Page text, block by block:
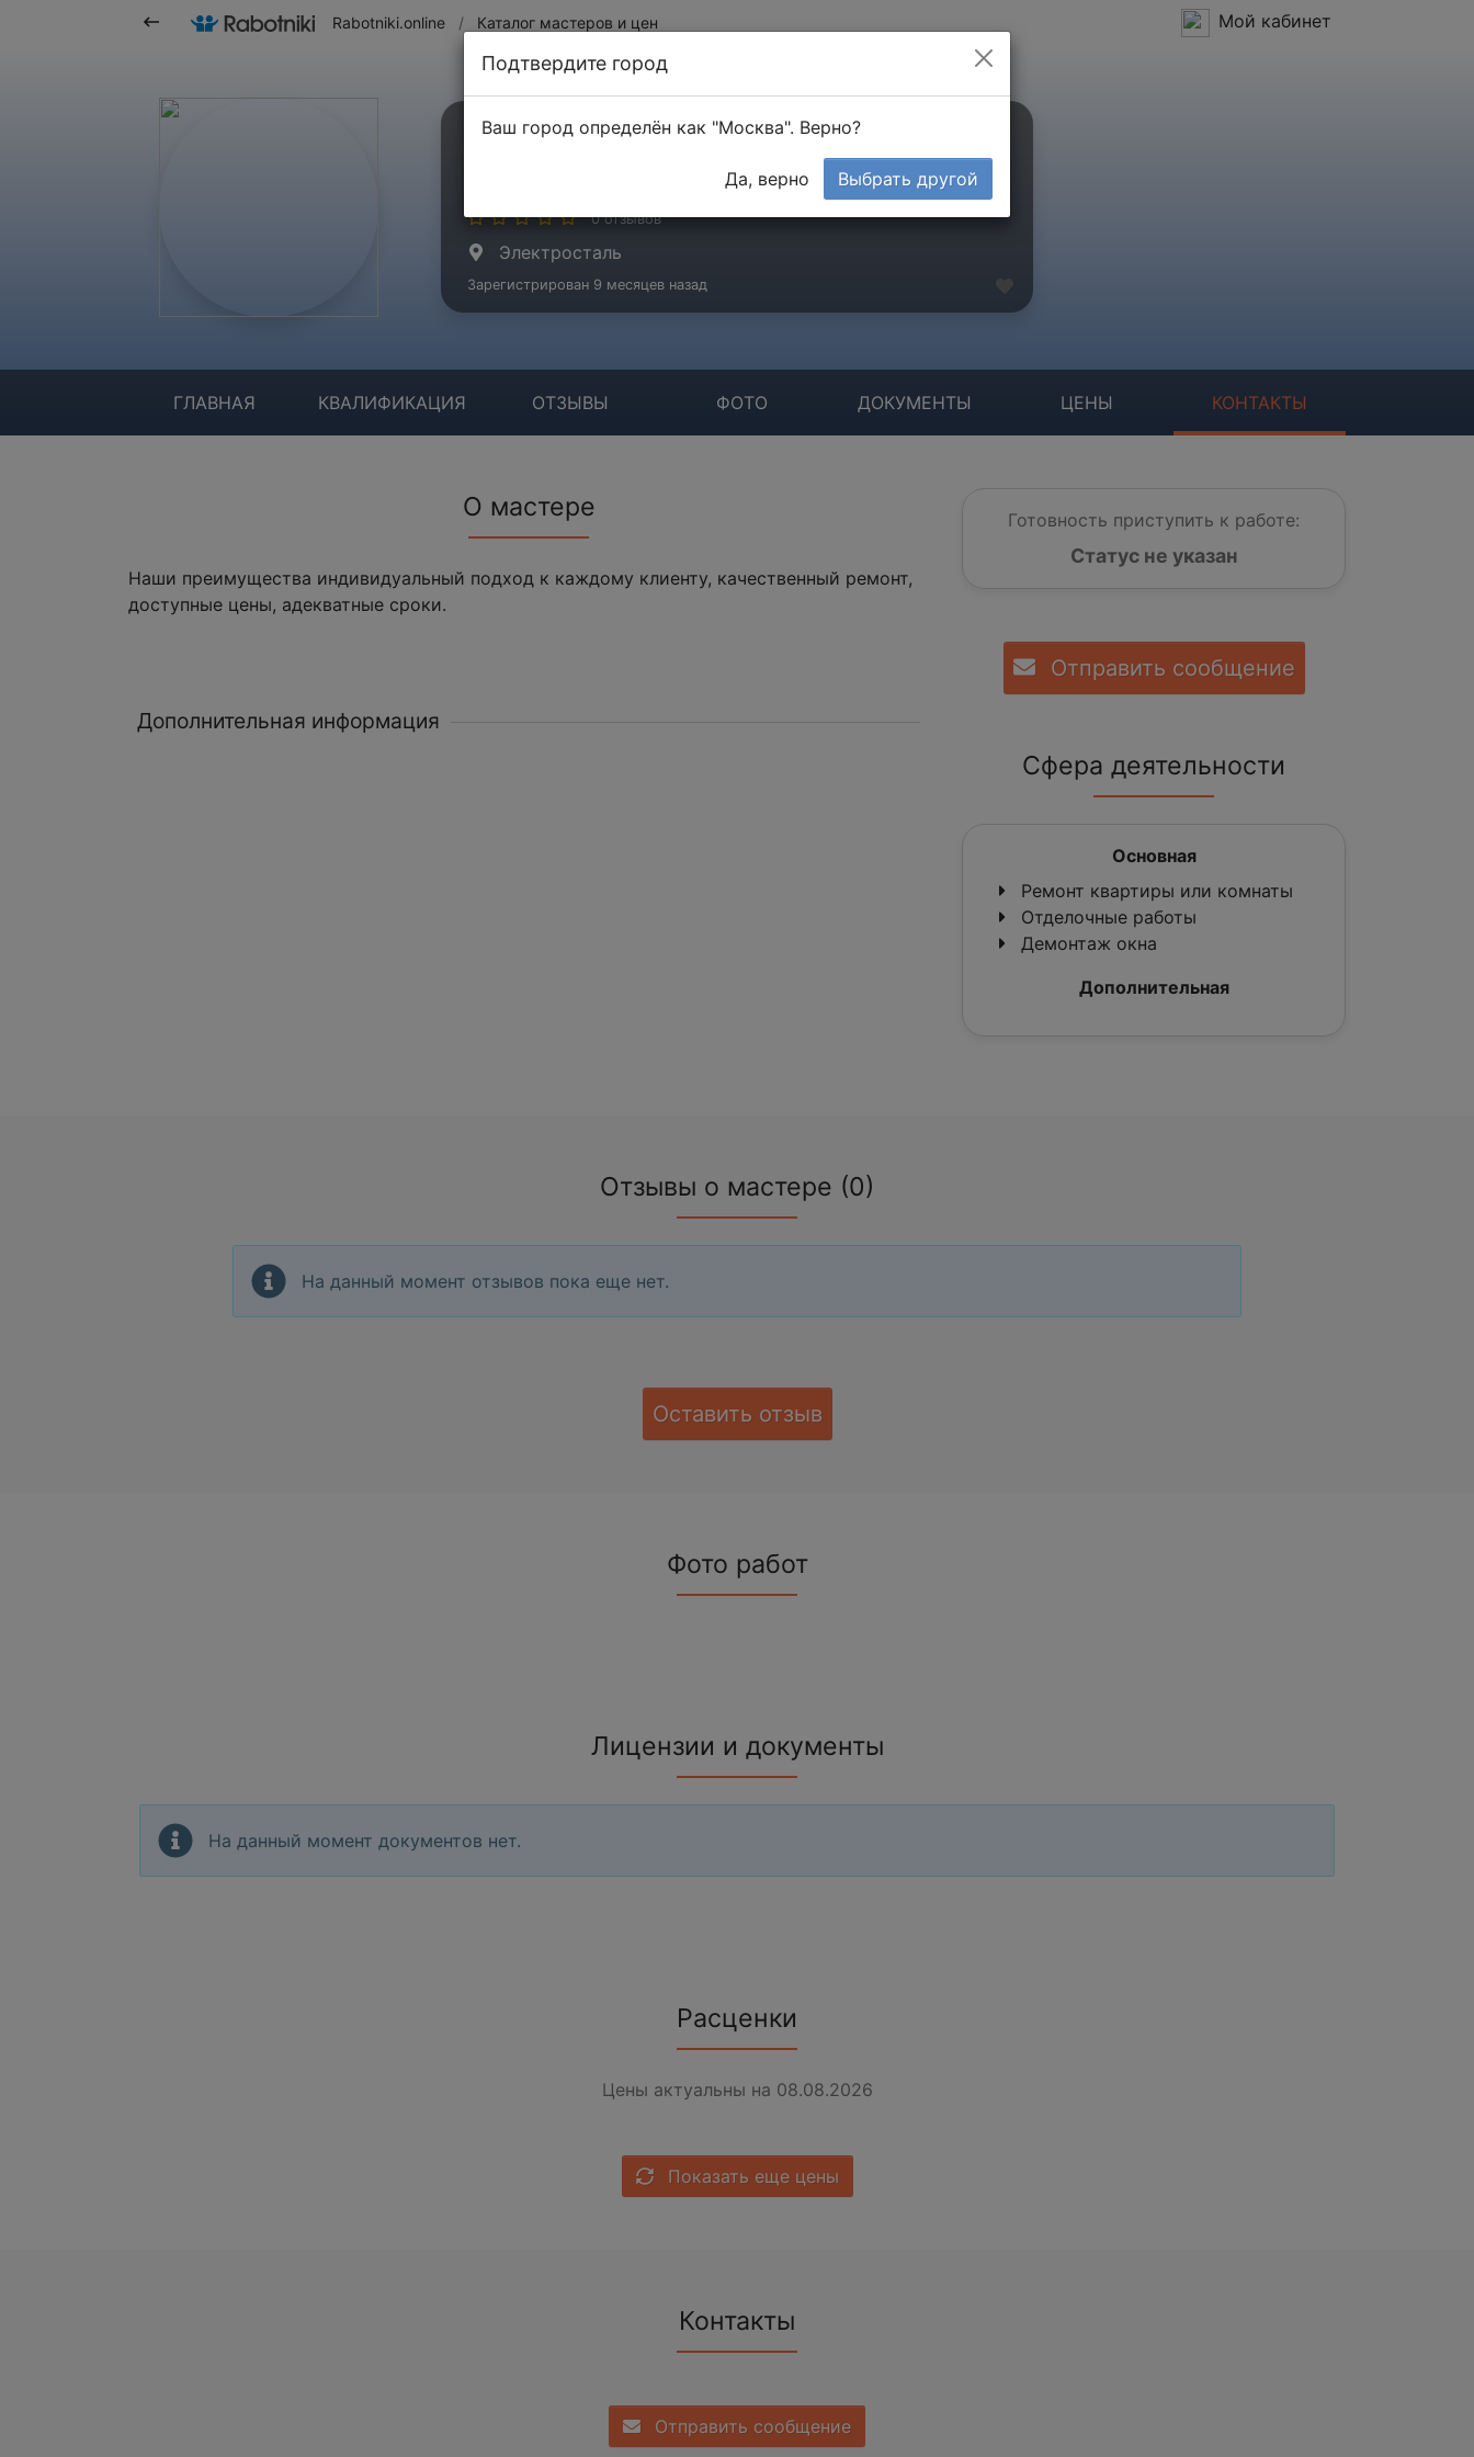
Rabotniki.online / Каталог мастеров и цен Мой кабинет
Алексей
0 отзывов
Электросталь
Зарегистрирован 9 месяцев назад
ГЛАВНАЯ КВАЛИФИКАЦИЯ ОТЗЫВЫ ФОТО ДОКУМЕНТЫ ЦЕНЫ КОНТАКТЫ
О мастере
Наши преимущества индивидуальный подход к каждому клиенту, качественный ремонт,
доступные цены, адекватные сроки.
Дополнительная информация
Готовность приступить к работе:
Статус не указан
Отправить сообщение
Сфера деятельности
Основная
Ремонт квартиры или комнаты
Отделочные работы
Демонтаж окна
Дополнительная
Отзывы о мастере (0)
На данный момент отзывов пока еще нет.
Оставить отзыв
Фото работ
Лицензии и документы
На данный момент документов нет.
Расценки
Цены актуальны на 08.08.2026
Показать еще цены
Контакты
Отправить сообщение
Подтвердите город
Ваш город определён как "Москва". Верно?
Да, верно Выбрать другой